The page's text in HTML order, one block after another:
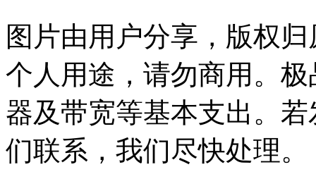
图片由用户分享，版权
个人用途，请勿商用。
器及带宽等基本支出。
们联系，我们尽快处理。